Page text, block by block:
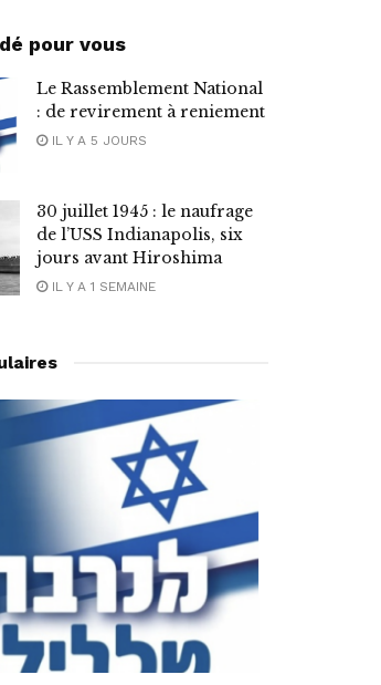
pour vous
Le Rassemblement National
: de revirement à reniement
IL Y A 5 JOURS
30 juillet 1945 : le naufrage
de l’USS Indianapolis, six
jours avant Hiroshima
IL Y A 1 SEMAINE